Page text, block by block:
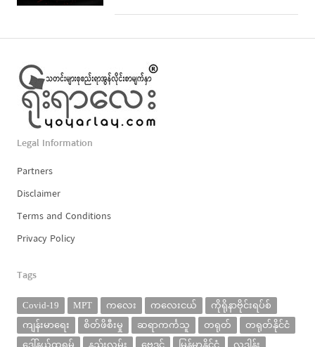
Legal Information
Partners
Disclaimer
Terms and Conditions
Privacy Policy
Tags
Covid-19 MPT ကလေး ကလေးငယ်
ကိုရိုနာဗိုင်းရပ်စ်
ကျန်းမာရေး
စိတ်ဖိစီးမှု ဆရာကင်္ကသူ တရုတ်
တရုတ်နိုင်ငံ
ဒေါ်နယ်ထရမ့်
နည်းလမ်း ဗေဒင် မြန်မာနိုင်ငံ လှူဒါန်း